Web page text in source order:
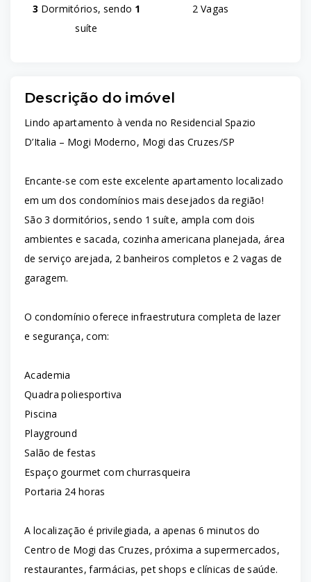
3 Dormitórios, sendo 1
suíte
2 Vagas
Descrição do imóvel
Lindo apartamento à venda no Residencial Spazio
D’Italia – Mogi Moderno, Mogi das Cruzes/SP
Encante-se com este excelente apartamento localizado
em um dos condomínios mais desejados da região!
São 3 dormitórios, sendo 1 suíte, ampla com dois
ambientes e sacada, cozinha americana planejada, área
de serviço arejada, 2 banheiros completos e 2 vagas de
garagem.
O condomínio oferece infraestrutura completa de lazer
e segurança, com:
Academia
Quadra poliesportiva
Piscina
Playground
Salão de festas
Espaço gourmet com churrasqueira
Portaria 24 horas
A localização é privilegiada, a apenas 6 minutos do
Centro de Mogi das Cruzes, próxima a supermercados,
restaurantes, farmácias, pet shops e clínicas de saúde.